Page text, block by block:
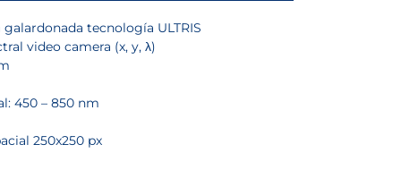
tecnología ULTRIS
video camera (x, y, λ)
450 – 850 nm
250x250 px